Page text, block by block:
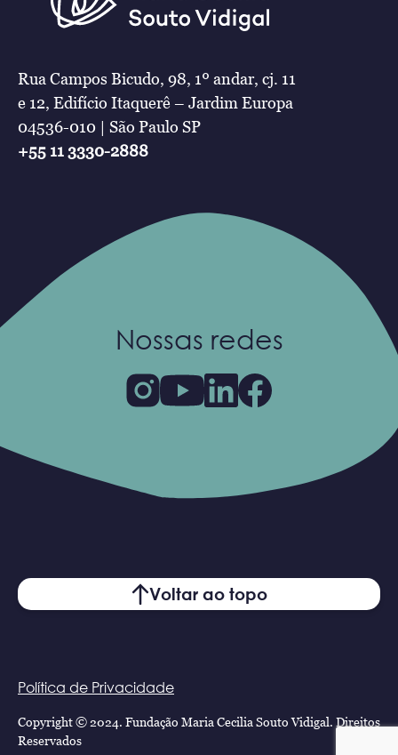
Rua Campos Bicudo, 98, 1º andar, cj. 11
e 12, Edifício Itaquerê – Jardim Europa
04536-010 | São Paulo SP
+55 11 3330-2888
Nossas redes
Voltar ao topo
Política de Privacidade
Copyright © 2024. Fundação Maria Cecilia Souto Vidigal. Direitos
Reservados